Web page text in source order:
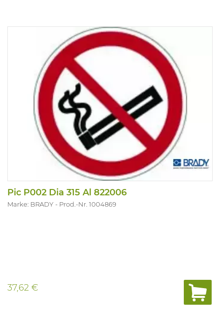
Pic P002 Dia 315 Al 822006
Marke: BRADY Prod.-Nr. 1004869
37,62 €